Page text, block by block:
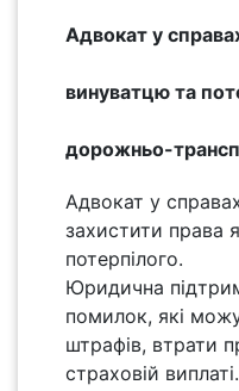
Адвокат у
винуватцю та
дорожньо-
Адвокат у
захистити права
потерпілого.
Юридична
помилок, які
штрафів, втрати
страховій виплаті.